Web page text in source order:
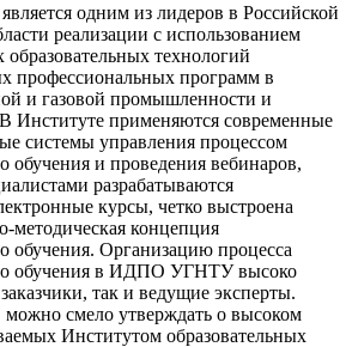
одним из лидеров в Российской
реализации с использованием
технологий
профессиональных программ в
и газовой промышленности и
В Институте применяются современные
системы управления процессом
обучения и проведения вебинаров,
разрабатываются
курсы, четко выстроена
методическая концепция
обучения. Организацию процесса
обучения в ИДПО УГНТУ высоко
так и ведущие эксперты.
смело утверждать о высоком
Институтом образовательных